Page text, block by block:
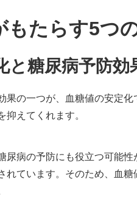
もたらす5つ
と糖尿病予防効
果の一つが、血糖値の安定
抑えてくれます。
尿病の予防にも役立つ可能
れています。そのため、血